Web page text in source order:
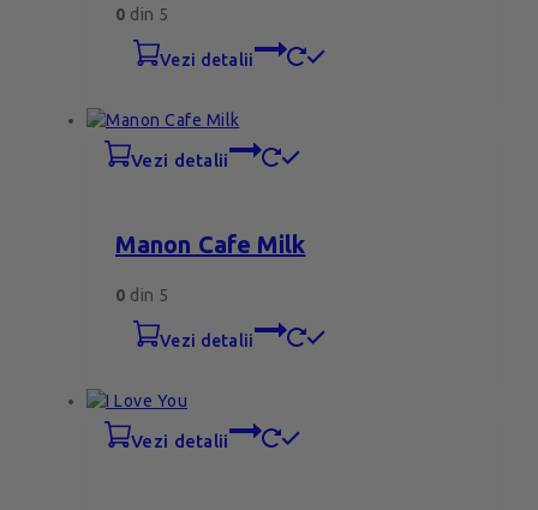
0 din 5
vezi detalii
vezi detalii
Manon Cafe Milk
0 din 5
vezi detalii
vezi detalii